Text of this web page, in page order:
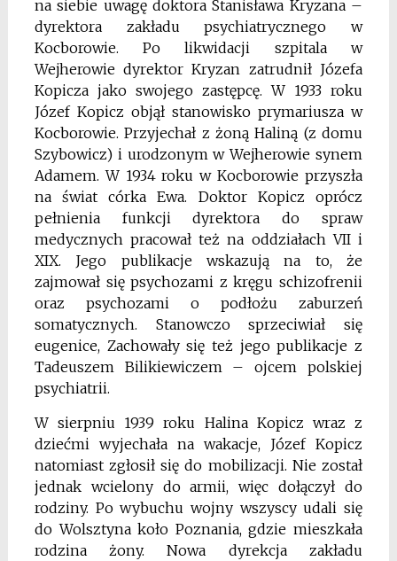
na siebie uwagę doktora Stanisława Kryzana –
dyrektora zakładu psychiatrycznego w
Kocborowie. Po likwidacji szpitala w
Wejherowie dyrektor Kryzan zatrudnił Józefa
Kopicza jako swojego zastępcę. W 1933 roku
Józef Kopicz objął stanowisko prymariusza w
Kocborowie. Przyjechał z żoną Haliną (z domu
Szybowicz) i urodzonym w Wejherowie synem
Adamem. W 1934 roku w Kocborowie przyszła
na świat córka Ewa. Doktor Kopicz oprócz
pełnienia funkcji dyrektora do spraw
medycznych pracował też na oddziałach VII i
XIX. Jego publikacje wskazują na to, że
zajmował się psychozami z kręgu schizofrenii
oraz psychozami o podłożu zaburzeń
somatycznych. Stanowczo sprzeciwiał się
eugenice, Zachowały się też jego publikacje z
Tadeuszem Bilikiewiczem – ojcem polskiej
psychiatrii.
W sierpniu 1939 roku Halina Kopicz wraz z
dziećmi wyjechała na wakacje, Józef Kopicz
natomiast zgłosił się do mobilizacji. Nie został
jednak wcielony do armii, więc dołączył do
rodziny. Po wybuchu wojny wszyscy udali się
do Wolsztyna koło Poznania, gdzie mieszkała
rodzina żony. Nowa dyrekcja zakładu